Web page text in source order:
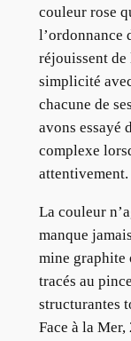
couleur rose
l’ordonnance
réjouissent de
simplicité
chacune de
avons essayé
complexe
attentivement.
La couleur
manque
mine graphite
tracés au
structurantes
Face à la